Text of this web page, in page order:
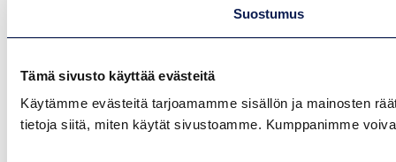
Suostumus
Tämä sivusto käyttää evästeitä
Käytämme evästeitä tarjoamamme sisällön ja mainosten
tietoja siitä, miten käytät sivustoamme. Kumppanimme